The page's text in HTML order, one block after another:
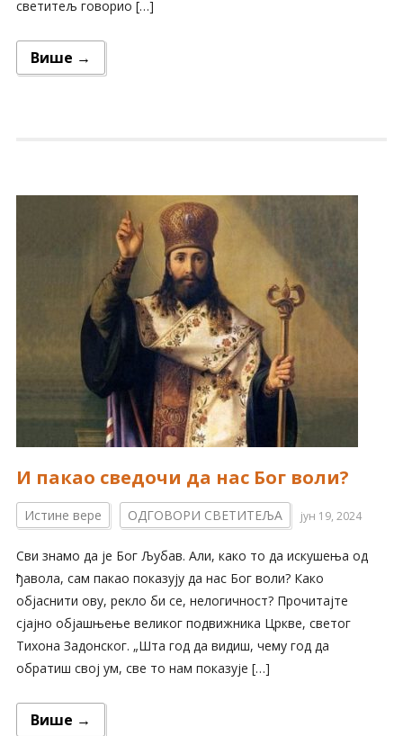
светитељ говорио […]
Више →
И пакао сведочи да нас Бог воли?
Истине вере ОДГОВОРИ СВЕТИТЕЉА јун 19, 2024
Сви знамо да је Бог Љубав. Али, како то да искушења од
ђавола, сам пакао показују да нас Бог воли? Како
објаснити ову, рекло би се, нелогичност? Прочитајте
сјајно објашњење великог подвижника Цркве, светог
Тихона Задонског. „Шта год да видиш, чему год да
обратиш свој ум, све то нам показује […]
Више →